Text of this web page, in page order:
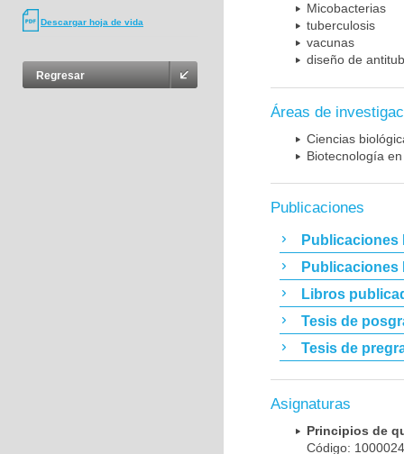
Descargar hoja de vida
Regresar
Micobacterias
tuberculosis
vacunas
diseño de
Áreas de
Ciencias
Biotecnología
Publicaciones
Publicaciones
Publicaciones
Libros
Tesis de
Tesis de
Asignaturas
Principios de
Código: